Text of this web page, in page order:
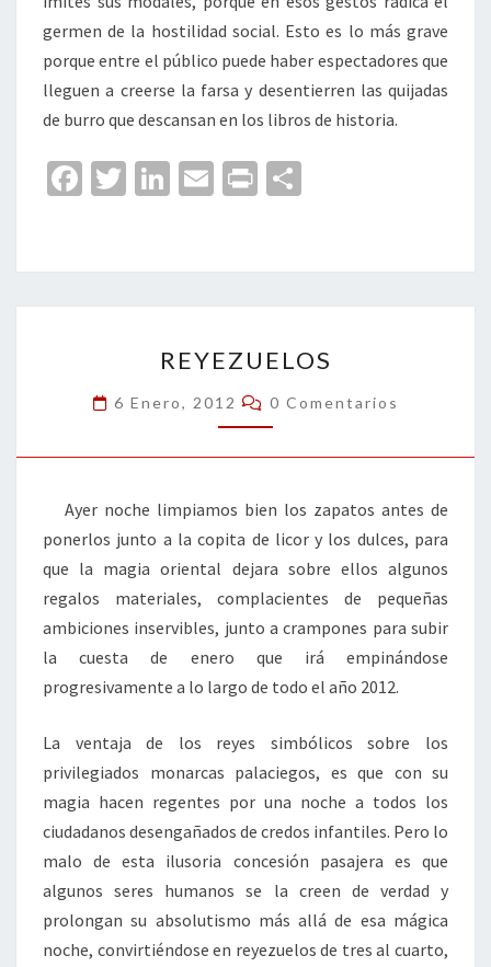
germen de la hostilidad social. Esto es lo más grave
porque entre el público puede haber espectadores que
lleguen a creerse la farsa y desentierren las quijadas
de burro que descansan en los libros de historia.
Fa
o
o
T
er
Li
dI
n
E
l
Pr
p
ar
tir
REYEZUELOS
6 Enero, 2012 Comentarios
0 Comentarios
Ayer noche limpiamos bien los zapatos antes de
ponerlos junto a la copita de licor y los dulces, para
que la magia oriental dejara sobre ellos algunos
regalos materiales, complacientes de pequeñas
ambiciones inservibles, junto a crampones para subir
la cuesta de enero que irá empinándose
progresivamente a lo largo de todo el año 2012.
La ventaja de los reyes simbólicos sobre los
privilegiados monarcas palaciegos, es que con su
magia hacen regentes por una noche a todos los
ciudadanos desengañados de credos infantiles. Pero lo
malo de esta ilusoria concesión pasajera es que
algunos seres humanos se la creen de verdad y
prolongan su absolutismo más allá de esa mágica
noche, convirtiéndose en reyezuelos de tres al cuarto,